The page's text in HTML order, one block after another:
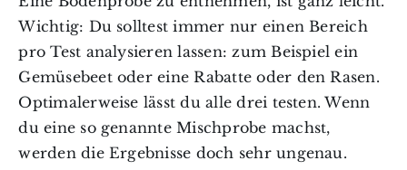
Wichtig: Du solltest immer nur einen Bereich
pro Test analysieren lassen: zum Beispiel ein
Gemüsebeet oder eine Rabatte oder den Rasen.
Optimalerweise lässt du alle drei testen. Wenn
du eine so genannte Mischprobe machst,
werden die Ergebnisse doch sehr ungenau.